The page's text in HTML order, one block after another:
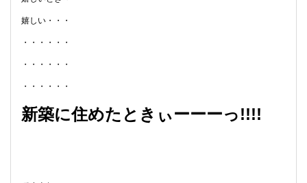
嬉しい・・・
・・・・・・
・・・・・・
・・・・・・
新築に住めたときぃーーーっ!!!!